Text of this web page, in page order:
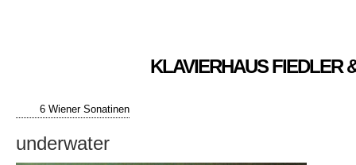
KLAVIERHAUS FIEDLER
6 Wiener Sonatinen
underwater